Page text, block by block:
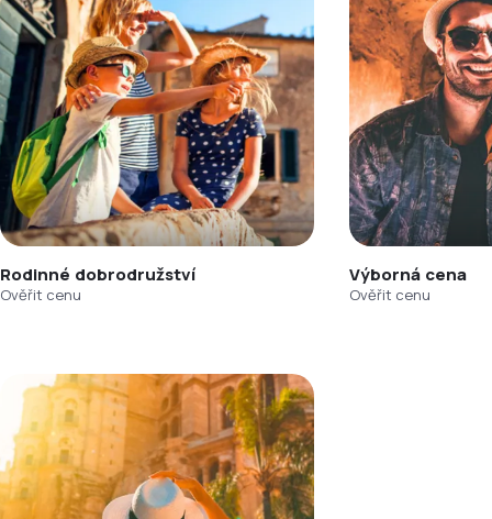
Rodinné dobrodružství
Ověřit cenu
Výborná cena
Ověřit cenu